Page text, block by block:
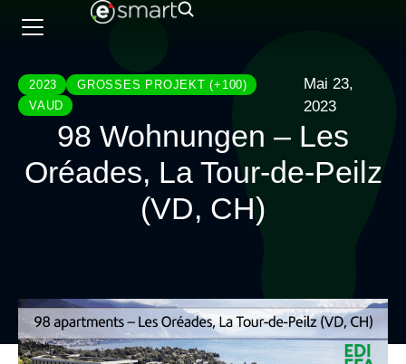
2023
GROSSES PROJEKT (+100)
VAUD
Mai 23,
2023
98 Wohnungen – Les
Oréades, La Tour-de-Peilz
(VD, CH)